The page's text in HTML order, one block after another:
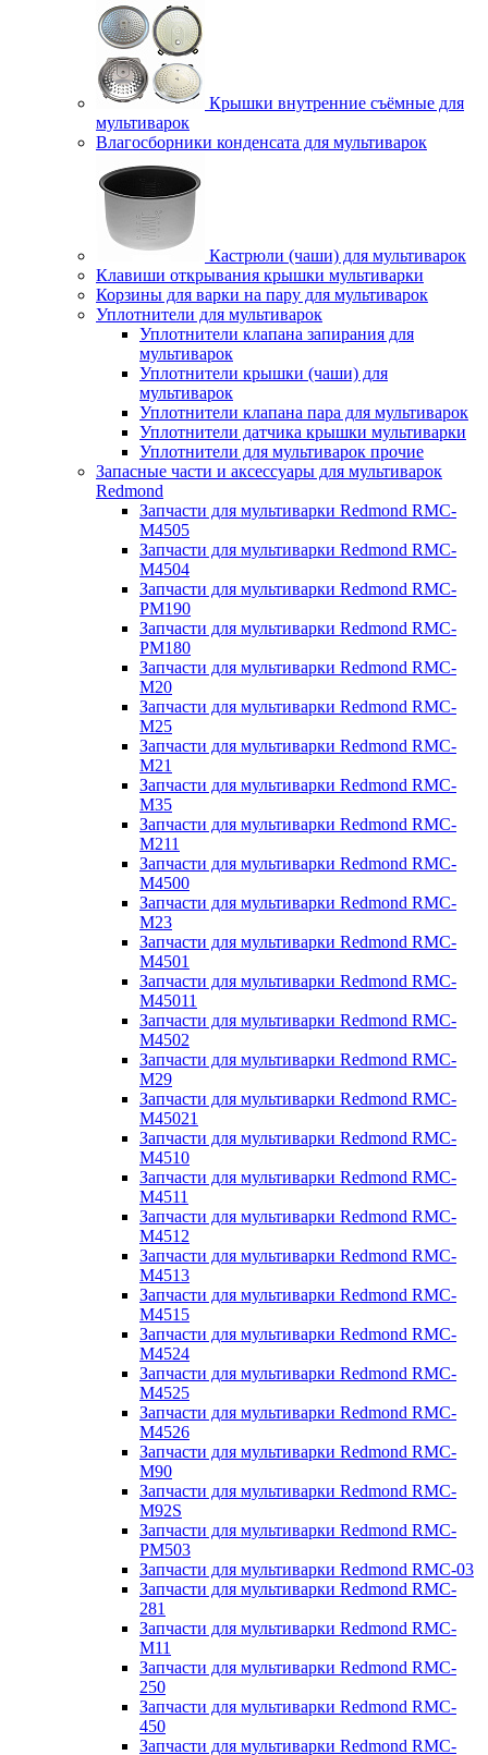
Крышки внутренние съёмные для
мультиварок
Влагосборники конденсата для мультиварок
Кастрюли (чаши) для мультиварок
Клавиши открывания крышки мультиварки
Корзины для варки на пару для мультиварок
Уплотнители для мультиварок
Уплотнители клапана запирания для
мультиварок
Уплотнители крышки (чаши) для
мультиварок
Уплотнители клапана пара для мультиварок
Уплотнители датчика крышки мультиварки
Уплотнители для мультиварок прочие
Запасные части и аксессуары для мультиварок
Redmond
Запчасти для мультиварки Redmond RMC-
M4505
Запчасти для мультиварки Redmond RMC-
M4504
Запчасти для мультиварки Redmond RMC-
PM190
Запчасти для мультиварки Redmond RMC-
PM180
Запчасти для мультиварки Redmond RMC-
M20
Запчасти для мультиварки Redmond RMC-
M25
Запчасти для мультиварки Redmond RMC-
M21
Запчасти для мультиварки Redmond RMC-
M35
Запчасти для мультиварки Redmond RMC-
M211
Запчасти для мультиварки Redmond RMC-
M4500
Запчасти для мультиварки Redmond RMC-
M23
Запчасти для мультиварки Redmond RMC-
M4501
Запчасти для мультиварки Redmond RMC-
M45011
Запчасти для мультиварки Redmond RMC-
M4502
Запчасти для мультиварки Redmond RMC-
M29
Запчасти для мультиварки Redmond RMC-
M45021
Запчасти для мультиварки Redmond RMC-
M4510
Запчасти для мультиварки Redmond RMC-
M4511
Запчасти для мультиварки Redmond RMC-
M4512
Запчасти для мультиварки Redmond RMC-
M4513
Запчасти для мультиварки Redmond RMC-
M4515
Запчасти для мультиварки Redmond RMC-
M4524
Запчасти для мультиварки Redmond RMC-
M4525
Запчасти для мультиварки Redmond RMC-
M4526
Запчасти для мультиварки Redmond RMC-
M90
Запчасти для мультиварки Redmond RMC-
M92S
Запчасти для мультиварки Redmond RMC-
PM503
Запчасти для мультиварки Redmond RMC-03
Запчасти для мультиварки Redmond RMC-
281
Запчасти для мультиварки Redmond RMC-
M11
Запчасти для мультиварки Redmond RMC-
250
Запчасти для мультиварки Redmond RMC-
450
Запчасти для мультиварки Redmond RMC-